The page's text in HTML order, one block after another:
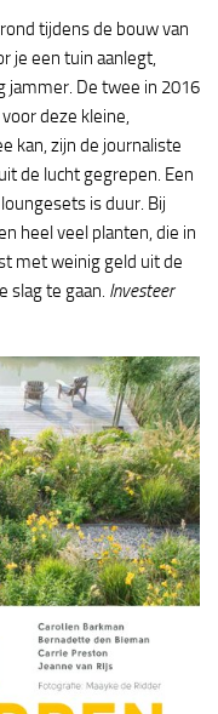
tijdens de bouw van
je een tuin aanlegt,
jammer. De twee in 2016
deze kleine,
kan, zijn de journaliste
de lucht gegrepen. Een
is duur. Bij
heel veel planten, die in
met weinig geld uit de
slag te gaan. Investeer